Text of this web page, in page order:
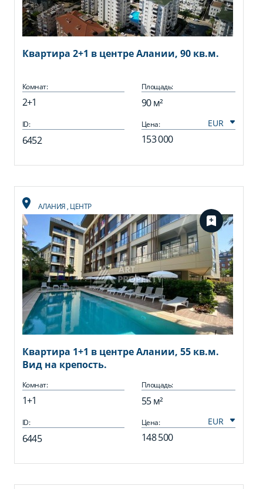
Квартира 2+1 в центре Алании, 90 кв.м.
Комнат:
2+1
Площадь:
90 м²
ID:
6452
Цена:
153 000
АЛАНИЯ, ЦЕНТР
Квартира 1+1 в центре Алании, 55 кв.м.
Вид на крепость.
Комнат:
1+1
Площадь:
55 м²
ID:
6445
Цена:
148 500